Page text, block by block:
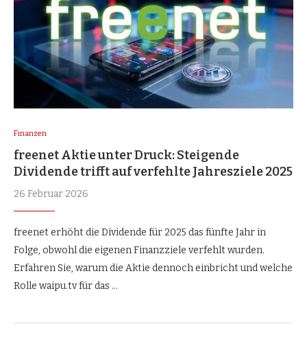
Finanzen
freenet Aktie unter Druck: Steigende
Dividende trifft auf verfehlte Jahresziele 2025
26 Februar 2026
freenet erhöht die Dividende für 2025 das fünfte Jahr in
Folge, obwohl die eigenen Finanzziele verfehlt wurden.
Erfahren Sie, warum die Aktie dennoch einbricht und welche
Rolle waipu.tv für das …